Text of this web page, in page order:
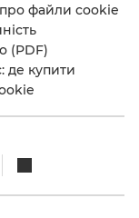
файли cookie
(PDF)
де купити